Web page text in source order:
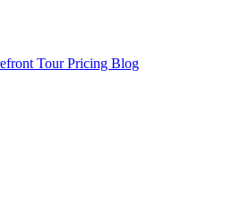
TourPricing Blog